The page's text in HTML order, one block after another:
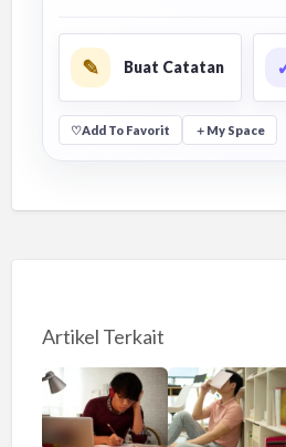
✎ Buat Catatan
♡Add To Favorit ＋ My Space
Artikel Terkait